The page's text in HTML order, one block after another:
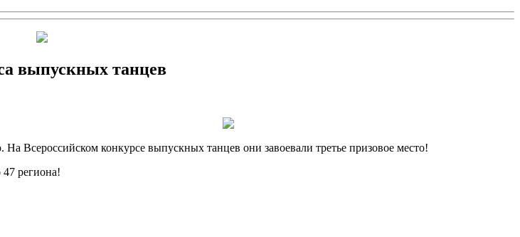
выпускных танцев
конкурсе выпускных танцев они завоевали третье призовое место!
региона!